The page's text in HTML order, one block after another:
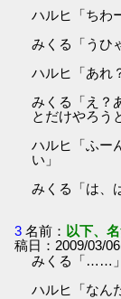
ハルヒ「ちわ
みくる「うひ
ハルヒ「あれ
みくる「え？
とだけやろう
ハルヒ「ふー
い」
みくる「は、
3 名前： 以下、
稿日：2009/03/
みくる「……
ハルヒ「なん